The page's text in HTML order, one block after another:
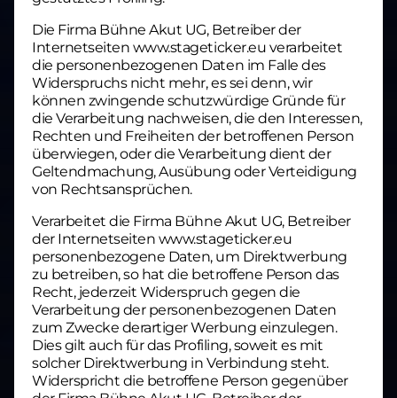
Die Firma Bühne Akut UG, Betreiber der
Internetseiten www.stageticker.eu verarbeitet
die personenbezogenen Daten im Falle des
Widerspruchs nicht mehr, es sei denn, wir
können zwingende schutzwürdige Gründe für
die Verarbeitung nachweisen, die den Interessen,
Rechten und Freiheiten der betroffenen Person
überwiegen, oder die Verarbeitung dient der
Geltendmachung, Ausübung oder Verteidigung
von Rechtsansprüchen.
Verarbeitet die Firma Bühne Akut UG, Betreiber
der Internetseiten www.stageticker.eu
personenbezogene Daten, um Direktwerbung
zu betreiben, so hat die betroffene Person das
Recht, jederzeit Widerspruch gegen die
Verarbeitung der personenbezogenen Daten
zum Zwecke derartiger Werbung einzulegen.
Dies gilt auch für das Profiling, soweit es mit
solcher Direktwerbung in Verbindung steht.
Widerspricht die betroffene Person gegenüber